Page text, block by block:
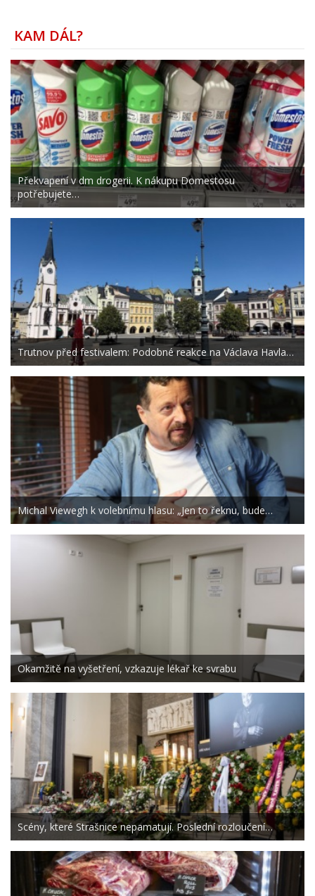
KAM DÁL?
Překvapení v dm drogerii. K nákupu Domestosu
potřebujete…
Trutnov před festivalem: Podobné reakce na Václava Havla…
Michal Viewegh k volebnímu hlasu: „Jen to řeknu, bude…
Okamžitě na vyšetření, vzkazuje lékař ke svrabu
Scény, které Strašnice nepamatují. Poslední rozloučení…